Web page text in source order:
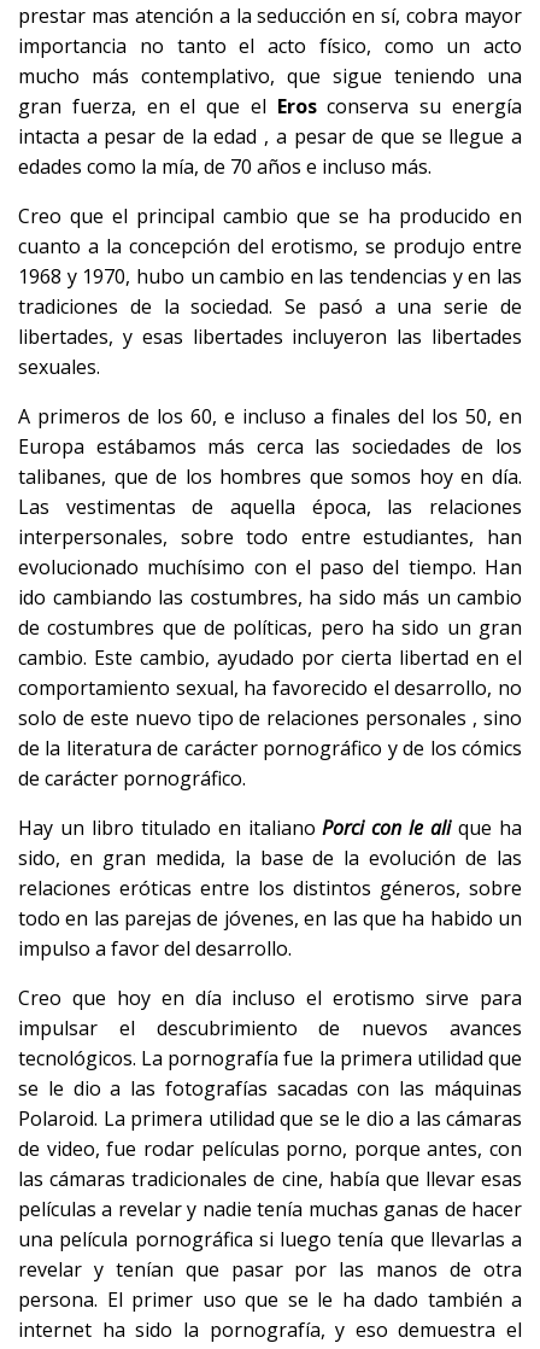
prestar mas atención a la seducción en sí, cobra mayor
importancia no tanto el acto físico, como un acto
mucho más contemplativo, que sigue teniendo una
gran fuerza, en el que el Erosconserva su energía
intacta a pesar de la edad , a pesar de que se llegue a
edades como la mía, de 70 años e incluso más.
Creo que el principal cambio que se ha producido en
cuanto a la concepción del erotismo, se produjo entre
1968 y 1970, hubo un cambio en las tendencias y en las
tradiciones de la sociedad. Se pasó a una serie de
libertades, y esas libertades incluyeron las libertades
sexuales.
A primeros de los 60, e incluso a finales del los 50, en
Europa estábamos más cerca las sociedades de los
talibanes, que de los hombres que somos hoy en día.
Las vestimentas de aquella época, las relaciones
interpersonales, sobre todo entre estudiantes, han
evolucionado muchísimo con el paso del tiempo. Han
ido cambiando las costumbres, ha sido más un cambio
de costumbres que de políticas, pero ha sido un gran
cambio. Este cambio, ayudado por cierta libertad en el
comportamiento sexual, ha favorecido el desarrollo, no
solo de este nuevo tipo de relaciones personales , sino
de la literatura de carácter pornográfico y de los cómics
de carácter pornográfico.
Hay un libro titulado en italianoPorci con le alique ha
sido, en gran medida, la base de la evolución de las
relaciones eróticas entre los distintos géneros, sobre
todo en las parejas de jóvenes, en las que ha habido un
impulso a favor del desarrollo.
Creo que hoy en día incluso el erotismo sirve para
impulsar el descubrimiento de nuevos avances
tecnológicos. La pornografía fue la primera utilidad que
se le dio a las fotografías sacadas con las máquinas
Polaroid. La primera utilidad que se le dio a las cámaras
de video, fue rodar películas porno, porque antes, con
las cámaras tradicionales de cine, había que llevar esas
películas a revelar y nadie tenía muchas ganas de hacer
una película pornográfica si luego tenía que llevarlas a
revelar y tenían que pasar por las manos de otra
persona. El primer uso que se le ha dado también a
internet ha sido la pornografía, y eso demuestra el